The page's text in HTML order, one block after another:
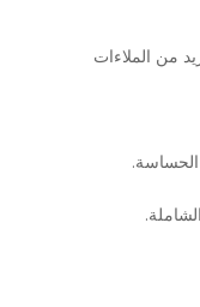
مزيد من الملاءات